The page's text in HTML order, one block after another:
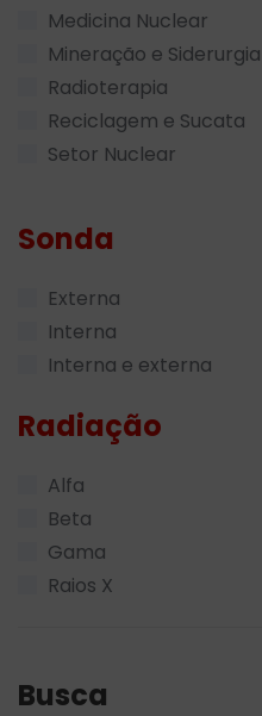
Medicina Nuclear
Mineração e Siderurgia
Radioterapia
Reciclagem e Sucata
Setor Nuclear
Sonda
Externa
Interna
Interna e externa
Radiação
Alfa
Beta
Gama
Raios X
Busca